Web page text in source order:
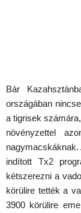
Bár
országában
a tigrisek
növényzettel
nagymacskáknak.
indított Tx2
kétszerezni a
körülire tették a
3900 körülire